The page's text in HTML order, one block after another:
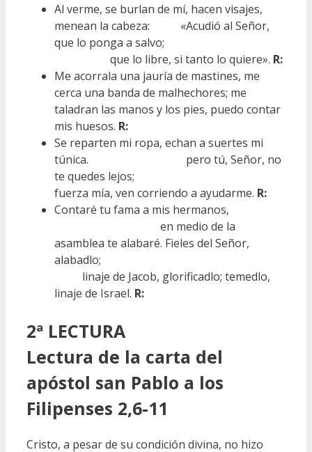
Al verme, se burlan de mí, hacen visajes,
menean la cabeza: «Acudió al Señor,
que lo ponga a salvo;
que lo libre, si tanto lo quiere». R:
Me acorrala una jauría de mastines, me
cerca una banda de malhechores; me
taladran las manos y los pies, puedo contar
mis huesos. R:
Se reparten mi ropa, echan a suertes mi
túnica. pero tú, Señor, no
te quedes lejos;
fuerza mía, ven corriendo a ayudarme. R:
Contaré tu fama a mis hermanos,
en medio de la
asamblea te alabaré. Fieles del Señor,
alabadlo;
linaje de Jacob, glorificadlo; temedlo,
linaje de Israel. R:
2ª LECTURA
Lectura de la carta del
apóstol san Pablo a los
Filipenses 2,6-11
Cristo, a pesar de su condición divina, no hizo